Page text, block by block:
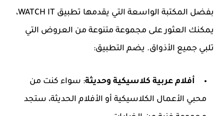
بفضل المكتبة الواسعة التي يقدمها تطبيق WATCH IT،
يمكنك العثور على مجموعة متنوعة من العروض التي
تلبي جميع الأذواق. يضم التطبيق:
أفلام عربية كلاسيكية وحديثة: سواء كنت من
محبي الأعمال الكلاسيكية أو الأفلام الحديثة، ستجد